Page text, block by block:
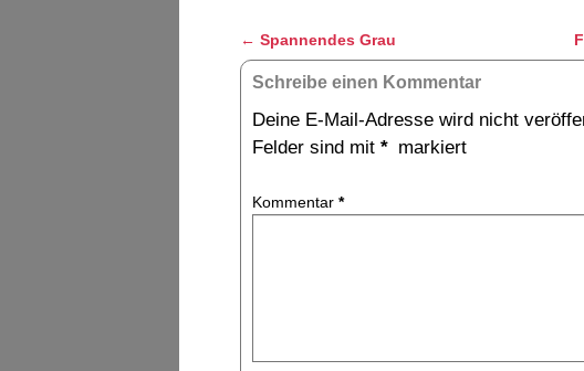
Artikelnavigation
← Spannendes Grau
Schreibe einen Kommentar
Deine E-Mail-Adresse wird nicht
Felder sind mit * markiert
Kommentar *